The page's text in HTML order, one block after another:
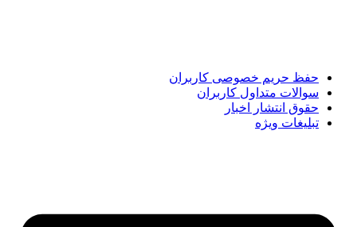
حفظ حریم خصوصی کاربران
سوالات متداول کاربران
حقوق انتشار اخبار
تبلیغات ویژه